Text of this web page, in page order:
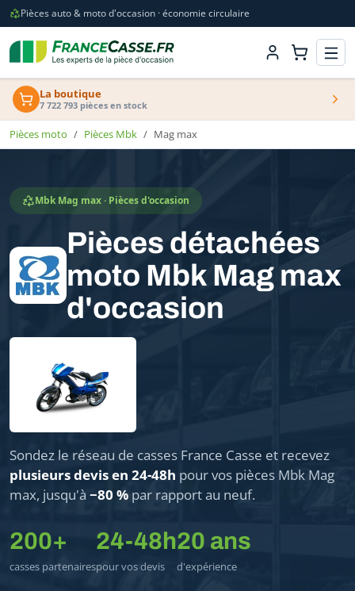
Pièces auto & moto d'occasion · économie circulaire
La boutique
7 722 793 pièces en stock
Pièces moto Pièces Mbk Mag max
Mbk Mag max · Pièces d'occasion
Pièces détachées
moto Mbk Mag max
d'occasion
Sondez le réseau de casses France Casse et recevez
plusieurs devis en 24-48h pour vos pièces Mbk Mag
max, jusqu'à −80 % par rapport au neuf.
200+
casses partenaires
24-48h
pour vos devis
20 ans
d'expérience